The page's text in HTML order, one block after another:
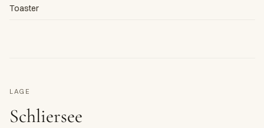
Toaster
LAGE
Schliersee